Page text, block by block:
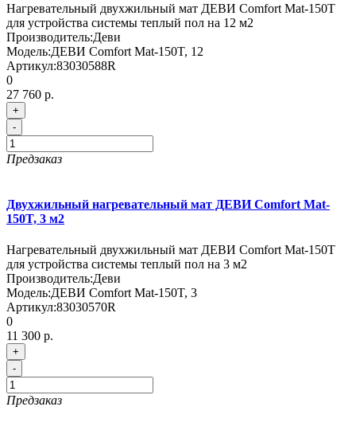
Нагревательный двухжильный мат ДЕВИ Comfort Mat-150T
для устройства системы теплый пол на 12 м2
Производитель:Деви
Модель:ДЕВИ Comfort Mat-150T, 12
Артикул:83030588R
0
27 760 р.
+
-
Предзаказ
Двухжильный нагревательный мат ДЕВИ Comfort Mat-
150T, 3 м2
Нагревательный двухжильный мат ДЕВИ Comfort Mat-150T
для устройства системы теплый пол на 3 м2
Производитель:Деви
Модель:ДЕВИ Comfort Mat-150T, 3
Артикул:83030570R
0
11 300 р.
+
-
Предзаказ